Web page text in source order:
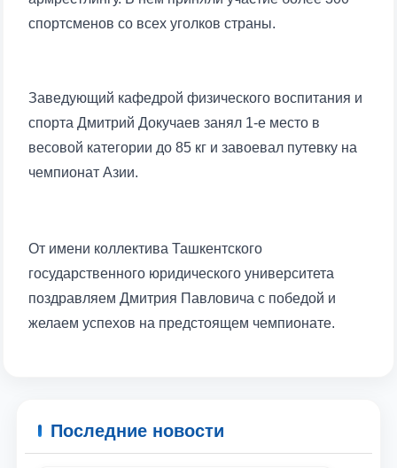
спортсменов со всех уголков страны.
Заведующий кафедрой физического воспитания и
спорта Дмитрий Докучаев занял 1-е место в
весовой категории до 85 кг и завоевал путевку на
чемпионат Азии.
От имени коллектива Ташкентского
государственного юридического университета
поздравляем Дмитрия Павловича с победой и
желаем успехов на предстоящем чемпионате.
Последние новости